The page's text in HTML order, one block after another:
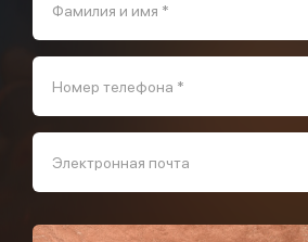
Фамилия и имя *
Номер телефона *
Электронная почта